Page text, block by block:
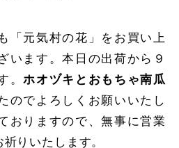
「元気村の花」をお買い上
います。本日の出荷から９
。ホオヅキとおもちゃ南瓜
のでよろしくお願いいたし
おりますので、無事に営業
りいたします。